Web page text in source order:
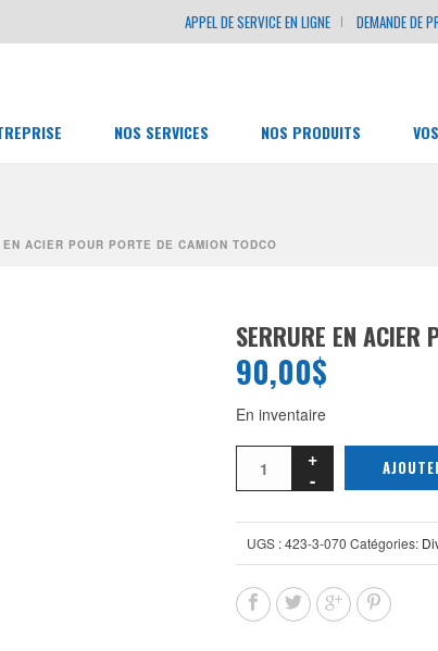
APPEL DE SERVICE EN LIGNE DEMANDE DE
NOS SERVICES NOS PRODUITS
EN ACIER POUR PORTE DE CAMION TODCO
SERRURE EN ACIER
90,00$
En inventaire
UGS :423-3-070 Catégories: